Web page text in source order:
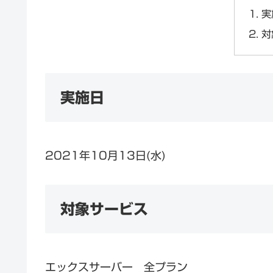
実
対
実施日
2021年10月13日(水)
対象サービス
エックスサーバー 全プラン